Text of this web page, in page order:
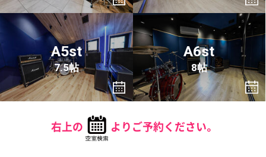
A5st
7.5帖
A6st
8帖
右上の よりご予約ください。